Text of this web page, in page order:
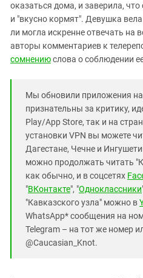
оказаться дома, и заверила,
и "вкусно кормят". Девушка вела
ли могла искренне отвечать на
авторы комментариев к
сомнениюслова о соблюдении
Мы обновили приложения на
признательны за критику,
Play/App Store, так и на
установки VPN вы можете
Дагестане, Чечне и
можно продолжать читать
как обычно, и в соцсетях
"ВКонтакте", "Одноклассники
"Кавказского узла" можно в
WhatsApp* сообщения на
Telegram – на тот же номер
@Caucasian_Knot.